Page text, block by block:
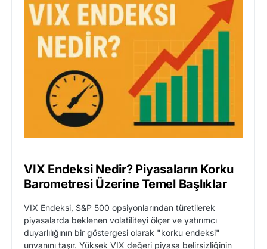
VIX Endeksi Nedir? Piyasaların Korku
Barometresi Üzerine Temel Başlıklar
VIX Endeksi, S&P 500 opsiyonlarından türetilerek
piyasalarda beklenen volatiliteyi ölçer ve yatırımcı
duyarlılığının bir göstergesi olarak "korku endeksi"
unvanını taşır. Yüksek VIX değeri piyasa belirsizliğinin